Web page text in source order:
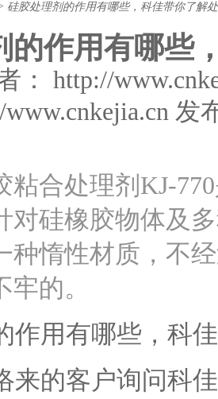
硅胶处理剂的作用有哪些，科佳带你了解
的作用有哪些
： http://
发
粘合处理剂KJ-
对硅橡胶物体及
种惰性材质，不
的。
作用有哪些，科
来的客户询问科佳